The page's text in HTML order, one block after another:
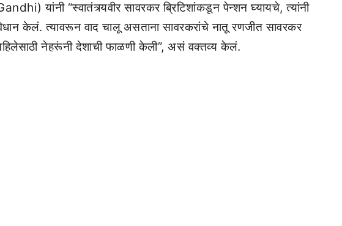
यांनी “स्वातंत्र्यवीर सावरकर ब्रिटिशांकडून पेन्शन घ्यायचे, त्यांनी
विधान केलं. त्यावरून वाद चालू असताना सावरकरांचे नातू रणजीत सावरकर
नेहरूंनी देशाची फाळणी केली”, असं वक्तव्य केलं.